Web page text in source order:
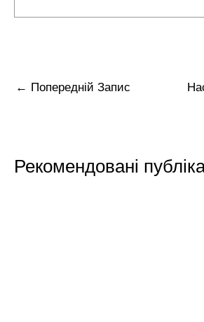
← Попередній Запис
Рекомендовані